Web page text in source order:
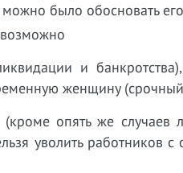
было обосновать
и
женщину
(кроме опять же
уволить работников